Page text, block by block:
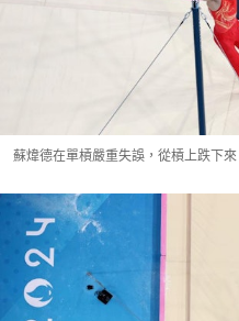
蘇煒德在單槓嚴重失誤，從槓上跌下來